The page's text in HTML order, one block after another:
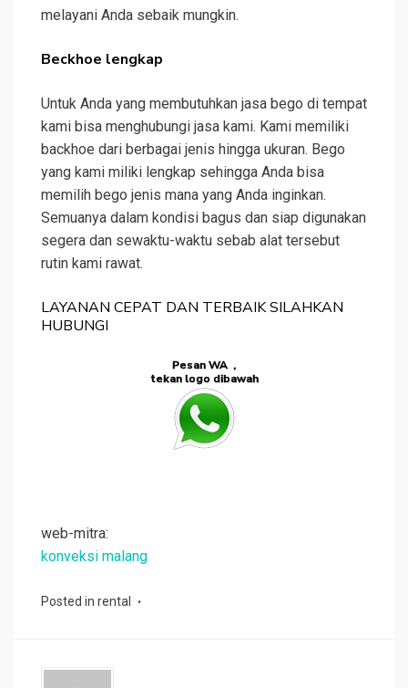
melayani Anda sebaik mungkin.
Beckhoe lengkap
Untuk Anda yang membutuhkan jasa bego di tempat
kami bisa menghubungi jasa kami. Kami memiliki
backhoe dari berbagai jenis hingga ukuran. Bego
yang kami miliki lengkap sehingga Anda bisa
memilih bego jenis mana yang Anda inginkan.
Semuanya dalam kondisi bagus dan siap digunakan
segera dan sewaktu-waktu sebab alat tersebut
rutin kami rawat.
LAYANAN CEPAT DAN TERBAIK SILAHKAN
HUBUNGI
Pesan WA ,
tekan logo dibawah
web-mitra:
konveksi malang
Posted in rental